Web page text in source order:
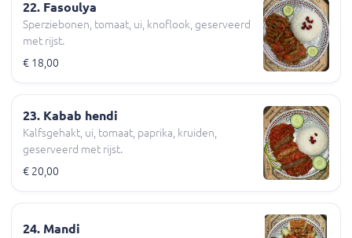
22. Fasoulya
Sperziebonen, tomaat, ui, knoflook, geserveerd
met rijst.
€ 18,00
23. Kabab hendi
Kalfsgehakt, ui, tomaat, paprika, kruiden,
geserveerd met rijst.
€ 20,00
24. Mandi